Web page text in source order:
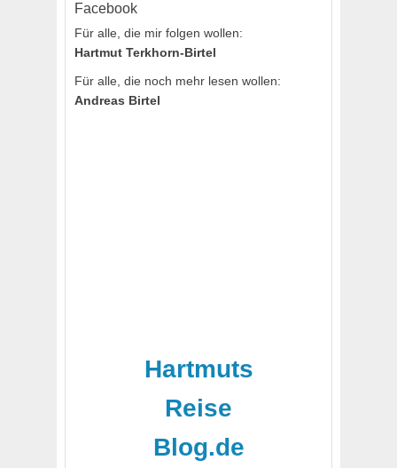
Facebook
Für alle, die mir folgen wollen:
Hartmut Terkhorn-Birtel
Für alle, die noch mehr lesen wollen:
Andreas Birtel
Hartmuts
Reise
Blog.de